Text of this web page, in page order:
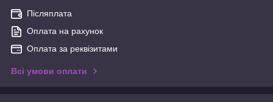
Післяплата
Оплата на рахунок
Оплата за реквізитами
Всі умови оплати